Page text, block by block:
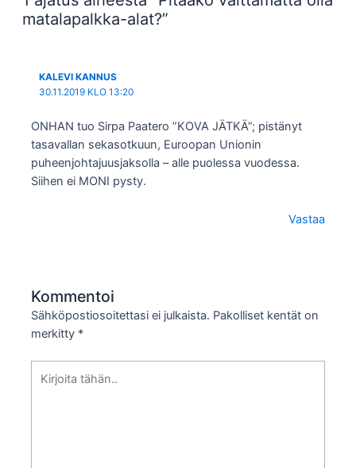
matalapalkka-alat?”
KALEVI KANNUS
30.11.2019 KLO 13:20
ONHAN tuo Sirpa Paatero ”KOVA JÄTKÄ”; pistänyt
tasavallan sekasotkuun, Euroopan Unionin
puheenjohtajuusjaksolla – alle puolessa vuodessa.
Siihen ei MONI pysty.
Vastaa
Kommentoi
Sähköpostiosoitettasi ei julkaista. Pakolliset kentät on
merkitty *
tähän..